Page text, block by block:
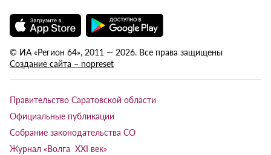
© ИА «Регион 64», 2011 — 2026. Все права защищены
Создание сайта – nopreset
Правительство Саратовской области
Официальные публикации
Собрание законодательства СО
Журнал «Волга XXI век»